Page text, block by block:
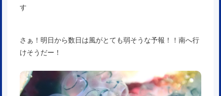
す
さぁ！明日から数日は風がとても弱そうな予報！！南へ行
けそうだー！